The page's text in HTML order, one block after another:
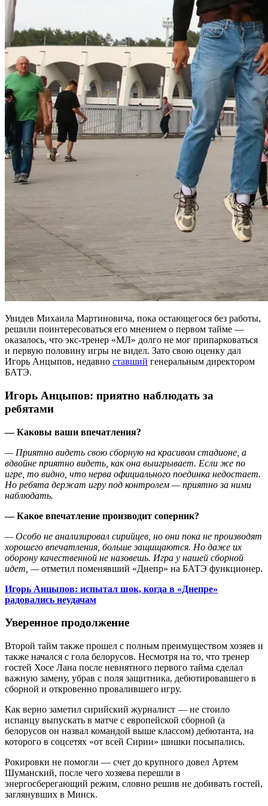
Увидев Михаила Мартиновича, пока остающегося без работы,
решили поинтересоваться его мнением о первом тайме —
оказалось, что экс-тренер «МЛ» долго не мог припарковаться
и первую половину игры не видел. Зато свою оценку дал
Игорь Анцыпов, недавно ставший генеральным директором
БАТЭ.
Игорь Анцыпов: приятно наблюдать за
ребятами
— Каковы ваши впечатления?
— Приятно видеть свою сборную на красивом стадионе, а
вдвойне приятно видеть, как она выигрывает. Если же по
игре, то видно, что нерва официального поединка недостает.
Но ребята держат игру под контролем — приятно за ними
наблюдать.
— Какое впечатление производит соперник?
— Особо не анализировал сирийцев, но они пока не производят
хорошего впечатления, больше защищаются. Но даже их
оборону качественной не назовешь. Игра у нашей сборной
идет, —отметил поменявший «Днепр» на БАТЭ функционер.
Игорь Анцыпов: испытал шок, когда в «Днепре»
радовались неудачам
Уверенное продолжение
Второй тайм также прошел с полным преимуществом хозяев и
также начался с гола белорусов. Несмотря на то, что тренер
гостей Хосе Лана после невнятного первого тайма сделал
важную замену, убрав с поля защитника, дебютировавшего в
сборной и откровенно провалившего игру.
Как верно заметил сирийский журналист — не стоило
испанцу выпускать в матче с европейской сборной (а
белорусов он назвал командой выше классом) дебютанта, на
которого в соцсетях «от всей Сирии» шишки посыпались.
Рокировки не помогли — счет до крупного довел Артем
Шуманский, после чего хозяева перешли в
энергосберегающий режим, словно решив не добивать гостей,
заглянувших в Минск.